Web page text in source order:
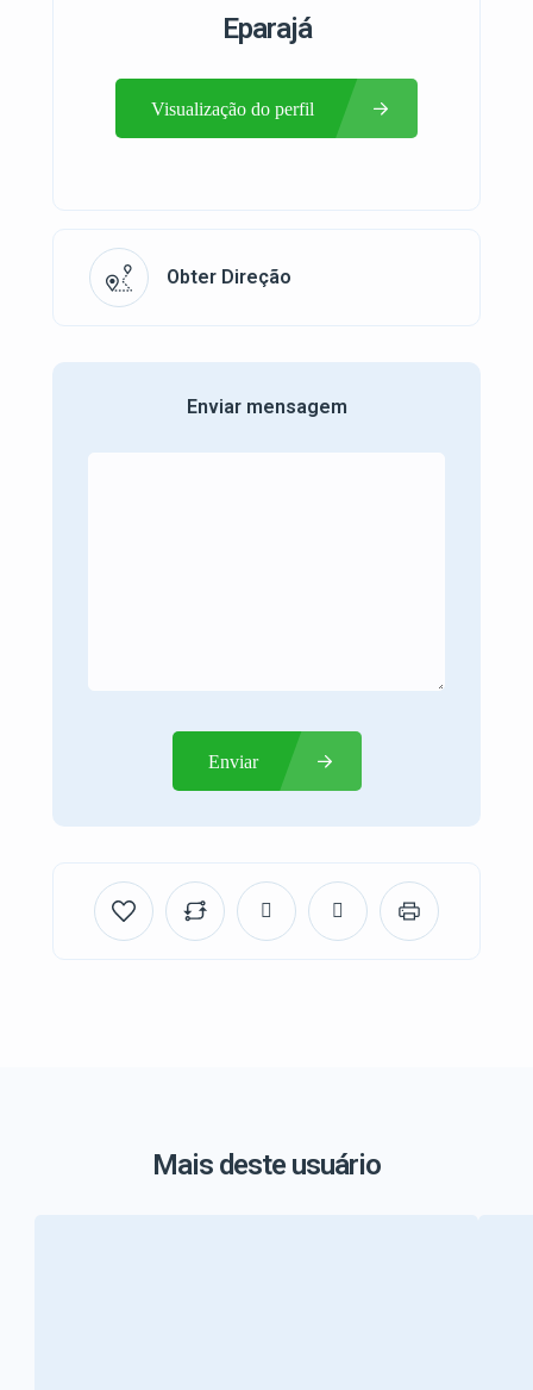
Eparajá
Visualização do perfil
Obter Direção
Enviar mensagem
Enviar
Mais deste usuário